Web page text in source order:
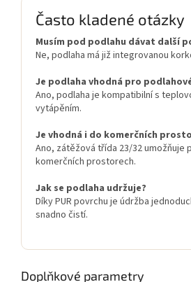
Často kladené otázky
Musím pod podlahu dávat další
Ne, podlaha má již integrovanou
Je podlaha vhodná pro
Ano, podlaha je kompatibilní s
vytápěním.
Je vhodná i do komerčních
Ano, zátěžová třída 23/32 umožňuje
komerčních prostorech.
Jak se podlaha udržuje?
Díky PUR povrchu je údržba
snadno čistí.
Doplňkové parametry